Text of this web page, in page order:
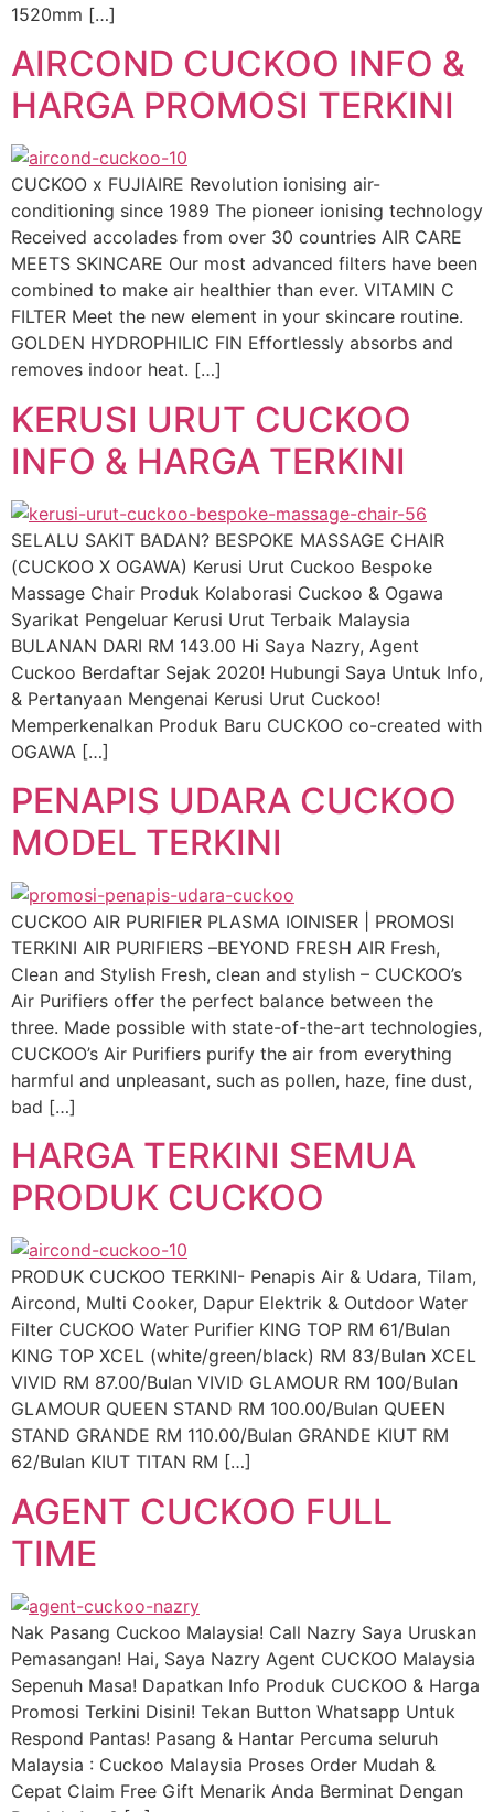
1520mm […]
AIRCOND CUCKOO INFO &
HARGA PROMOSI TERKINI
CUCKOO x FUJIAIRE Revolution ionising air-
conditioning since 1989 The pioneer ionising technology
Received accolades from over 30 countries AIR CARE
MEETS SKINCARE Our most advanced filters have been
combined to make air healthier than ever. VITAMIN C
FILTER Meet the new element in your skincare routine.
GOLDEN HYDROPHILIC FIN Effortlessly absorbs and
removes indoor heat. […]
KERUSI URUT CUCKOO
INFO & HARGA TERKINI
SELALU SAKIT BADAN? BESPOKE MASSAGE CHAIR
(CUCKOO X OGAWA) Kerusi Urut Cuckoo Bespoke
Massage Chair Produk Kolaborasi Cuckoo & Ogawa
Syarikat Pengeluar Kerusi Urut Terbaik Malaysia
BULANAN DARI RM 143.00 Hi Saya Nazry, Agent
Cuckoo Berdaftar Sejak 2020! Hubungi Saya Untuk Info,
& Pertanyaan Mengenai Kerusi Urut Cuckoo!
Memperkenalkan Produk Baru CUCKOO co-created with
OGAWA […]
PENAPIS UDARA CUCKOO
MODEL TERKINI
CUCKOO AIR PURIFIER PLASMA IOINISER | PROMOSI
TERKINI AIR PURIFIERS –BEYOND FRESH AIR Fresh,
Clean and Stylish Fresh, clean and stylish – CUCKOO’s
Air Purifiers offer the perfect balance between the
three. Made possible with state-of-the-art technologies,
CUCKOO’s Air Purifiers purify the air from everything
harmful and unpleasant, such as pollen, haze, fine dust,
bad […]
HARGA TERKINI SEMUA
PRODUK CUCKOO
PRODUK CUCKOO TERKINI- Penapis Air & Udara, Tilam,
Aircond, Multi Cooker, Dapur Elektrik & Outdoor Water
Filter CUCKOO Water Purifier KING TOP RM 61/Bulan
KING TOP XCEL (white/green/black) RM 83/Bulan XCEL
VIVID RM 87.00/Bulan VIVID GLAMOUR RM 100/Bulan
GLAMOUR QUEEN STAND RM 100.00/Bulan QUEEN
STAND GRANDE RM 110.00/Bulan GRANDE KIUT RM
62/Bulan KIUT TITAN RM […]
AGENT CUCKOO FULL
TIME
Nak Pasang Cuckoo Malaysia! Call Nazry Saya Uruskan
Pemasangan! Hai, Saya Nazry Agent CUCKOO Malaysia
Sepenuh Masa! Dapatkan Info Produk CUCKOO & Harga
Promosi Terkini Disini! Tekan Button Whatsapp Untuk
Respond Pantas! Pasang & Hantar Percuma seluruh
Malaysia : Cuckoo Malaysia Proses Order Mudah &
Cepat Claim Free Gift Menarik Anda Berminat Dengan